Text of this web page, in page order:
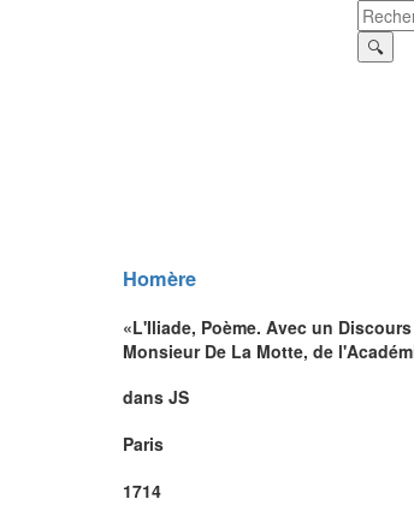
Homère
«L'Iliade, Poème. Avec un
Monsieur De La Motte, de
dans JS
Paris
1714